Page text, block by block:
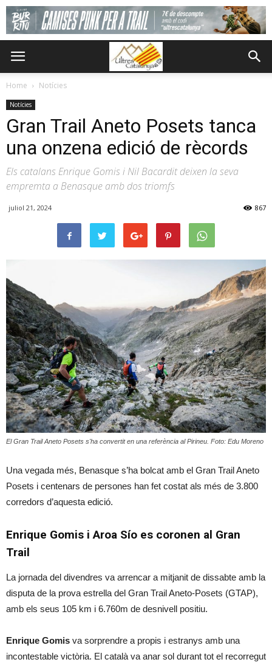
Home Notícies
Notícies
Gran Trail Aneto Posets tanca
una onzena edició de rècords
Els catalans Enrique Gomis i Nil Bacardit deixen la seva
empremta a Benasque amb dos triomfs
juliol 21, 2024 867
El Gran Trail Aneto Posets s'ha convertit en una referència al Pirineu. Foto: Edu Moreno
Una vegada més, Benasque s’ha bolcat amb el Gran Trail Aneto
Posets i centenars de persones han fet costat als més de 3.800
corredors d’aquesta edició.
Enrique Gomis i Aroa Sío es coronen al Gran
Trail
La jornada del divendres va arrencar a mitjanit de dissabte amb la
disputa de la prova estrella del Gran Trail Aneto-Posets (GTAP),
amb els seus 105 km i 6.760m de desnivell positiu.
Enrique Gomis va sorprendre a propis i estranys amb una
incontestable victòria. El català va anar sol durant tot el recorregut